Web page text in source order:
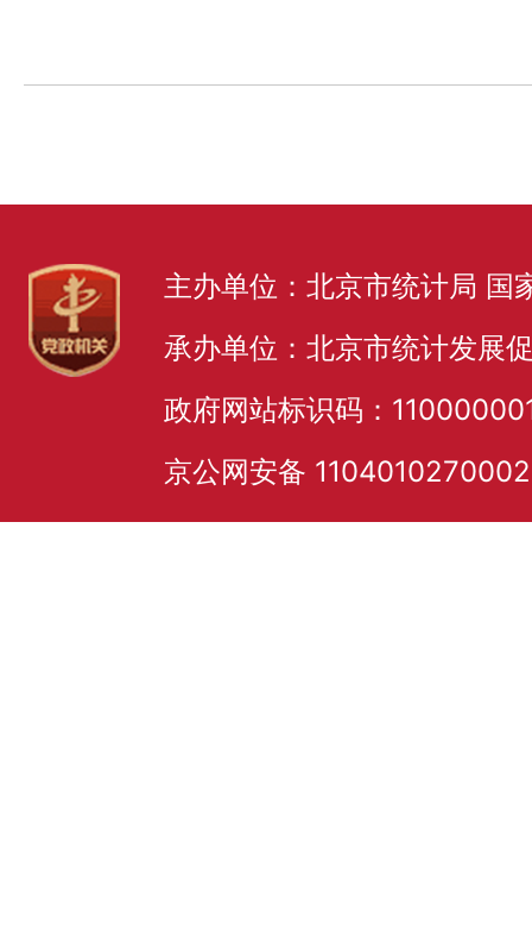
主办单位：北京市统计局 国
承办单位：北京市统计发展
政府网站标识码：
京公网安备